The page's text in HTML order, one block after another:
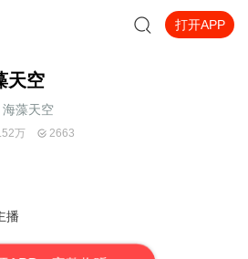
打开APP
天空
海藻天空
万 2663
播